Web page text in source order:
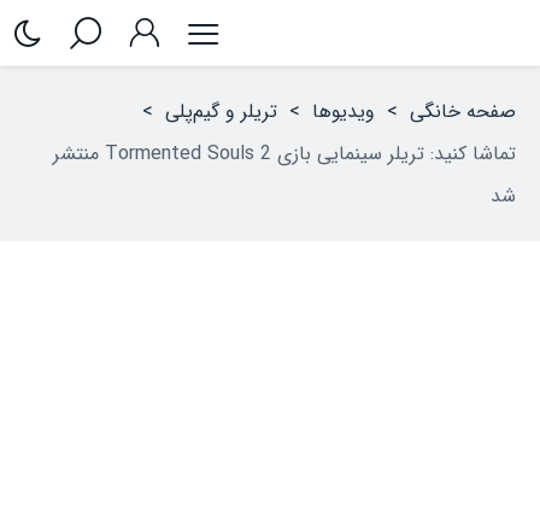
صفحه خانگی > ویدیوها > تریلر و گیم‌پلی >
تماشا کنید: تریلر سینمایی بازی Tormented Souls 2 منتشر
شد